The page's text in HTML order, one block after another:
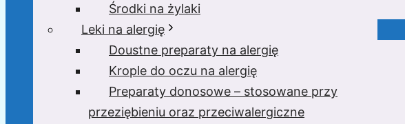
Środki na żylaki
Leki na alergię
Doustne preparaty na alergię
Krople do oczu na alergię
Preparaty donosowe – stosowane przy
przeziębieniu oraz przeciwalergiczne